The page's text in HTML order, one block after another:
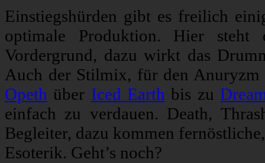
Einstiegshürden gibt es freilich
optimale Produktion. Hier
Vordergrund, dazu wirkt das
Auch der Stilmix, für den Anuryzm
Opeth über Iced Earth bis zu
einfach zu verdauen. Death,
Begleiter, dazu kommen
Esoterik. Geht’s noch?